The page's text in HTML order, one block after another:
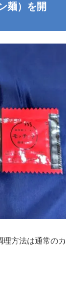
麺）を開
理方法は通常のカ